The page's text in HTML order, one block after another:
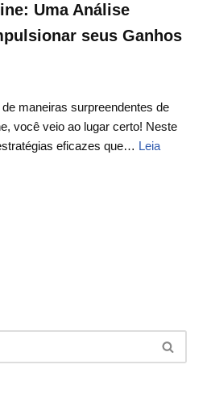
Uma Análise
seus Ganhos
maneiras surpreendentes de
você veio ao lugar certo! Neste
eficazes que… Leia